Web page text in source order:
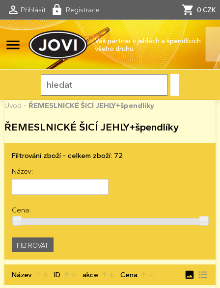
Přihlásit Registrace 0 CZK
menu
Váš partner v jehlách a špendlících
všeho druhu
Úvod - ŘEMESLNICKÉ ŠICÍ JEHLY+špendlíky
ŘEMESLNICKÉ ŠICÍ JEHLY+špendlíky
Filtrování zboží - celkem zboží: 72
Název:
Cena:
Název arrow_upward arrow_downward ID arrow_upward arrow_downward akce arrow_upward arrow_downward Cena arrow_upward arrow_downward image format_list_bulleted